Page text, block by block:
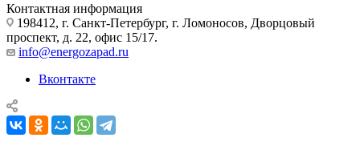
Контактная информация
198412, г. Санкт-Петербург, г. Ломоносов, Дворцовый
проспект, д. 22, офис 15/17.
info@energozapad.ru
Вконтакте